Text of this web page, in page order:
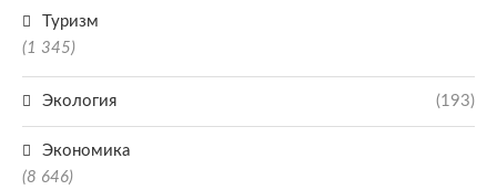
Туризм
(1 345)
Экология (193)
Экономика
(8 646)